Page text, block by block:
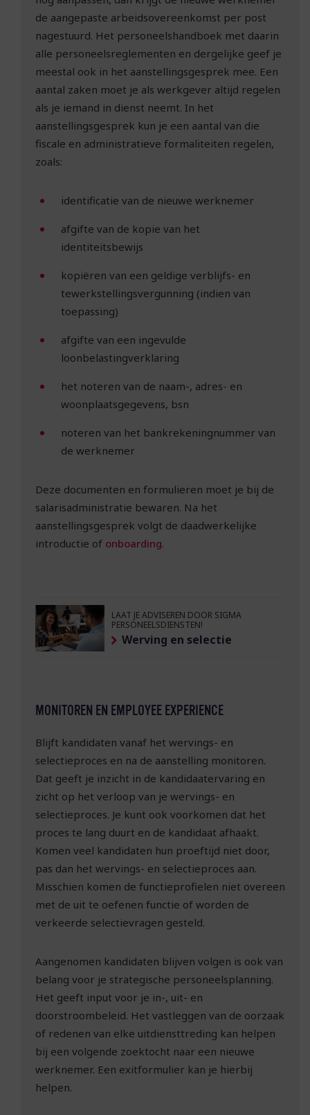
de aangepaste arbeidsovereenkomst per post
nagestuurd. Het personeelshandboek met daarin
alle personeelsreglementen en dergelijke geef je
meestal ook in het aanstellingsgesprek mee. Een
aantal zaken moet je als werkgever altijd regelen
als je iemand in dienst neemt. In het
aanstellingsgesprek kun je een aantal van die
fiscale en administratieve formaliteiten regelen,
zoals:
identificatie van de nieuwe werknemer
afgifte van de kopie van het
identiteitsbewijs
kopiëren van een geldige verblijfs- en
tewerkstellingsvergunning (indien van
toepassing)
afgifte van een ingevulde
loonbelastingverklaring
het noteren van de naam-, adres- en
woonplaatsgegevens, bsn
noteren van het bankrekeningnummer van
de werknemer
Deze documenten en formulieren moet je bij de
salarisadministratie bewaren. Na het
aanstellingsgesprek volgt de daadwerkelijke
introductie of onboarding.
LAAT JE ADVISEREN DOOR SIGMA
PERSONEELSDIENSTEN!
Werving en selectie
MONITOREN EN EMPLOYEE EXPERIENCE
Blijft kandidaten vanaf het wervings- en
selectieproces en na de aanstelling monitoren.
Dat geeft je inzicht in de kandidaatervaring en
zicht op het verloop van je wervings- en
selectieproces. Je kunt ook voorkomen dat het
proces te lang duurt en de kandidaat afhaakt.
Komen veel kandidaten hun proeftijd niet door,
pas dan het wervings- en selectieproces aan.
Misschien komen de functie­profielen niet overeen
met de uit te oefenen functie of worden de
verkeerde selectievragen gesteld.
Aangenomen kandidaten blijven volgen is ook van
belang voor je strategische personeels­planning.
Het geeft input voor je in-, uit- en
doorstroombeleid. Het vastleggen van de oorzaak
of redenen van elke uitdiensttreding kan helpen
bij een volgende zoektocht naar een nieuwe
werknemer. Een exitformulier kan je hierbij
helpen.